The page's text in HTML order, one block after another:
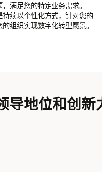
满足您的特定业务需求。
持续以个性化方式，针对您的
组织实现数字化转型愿景。
导地位和创新